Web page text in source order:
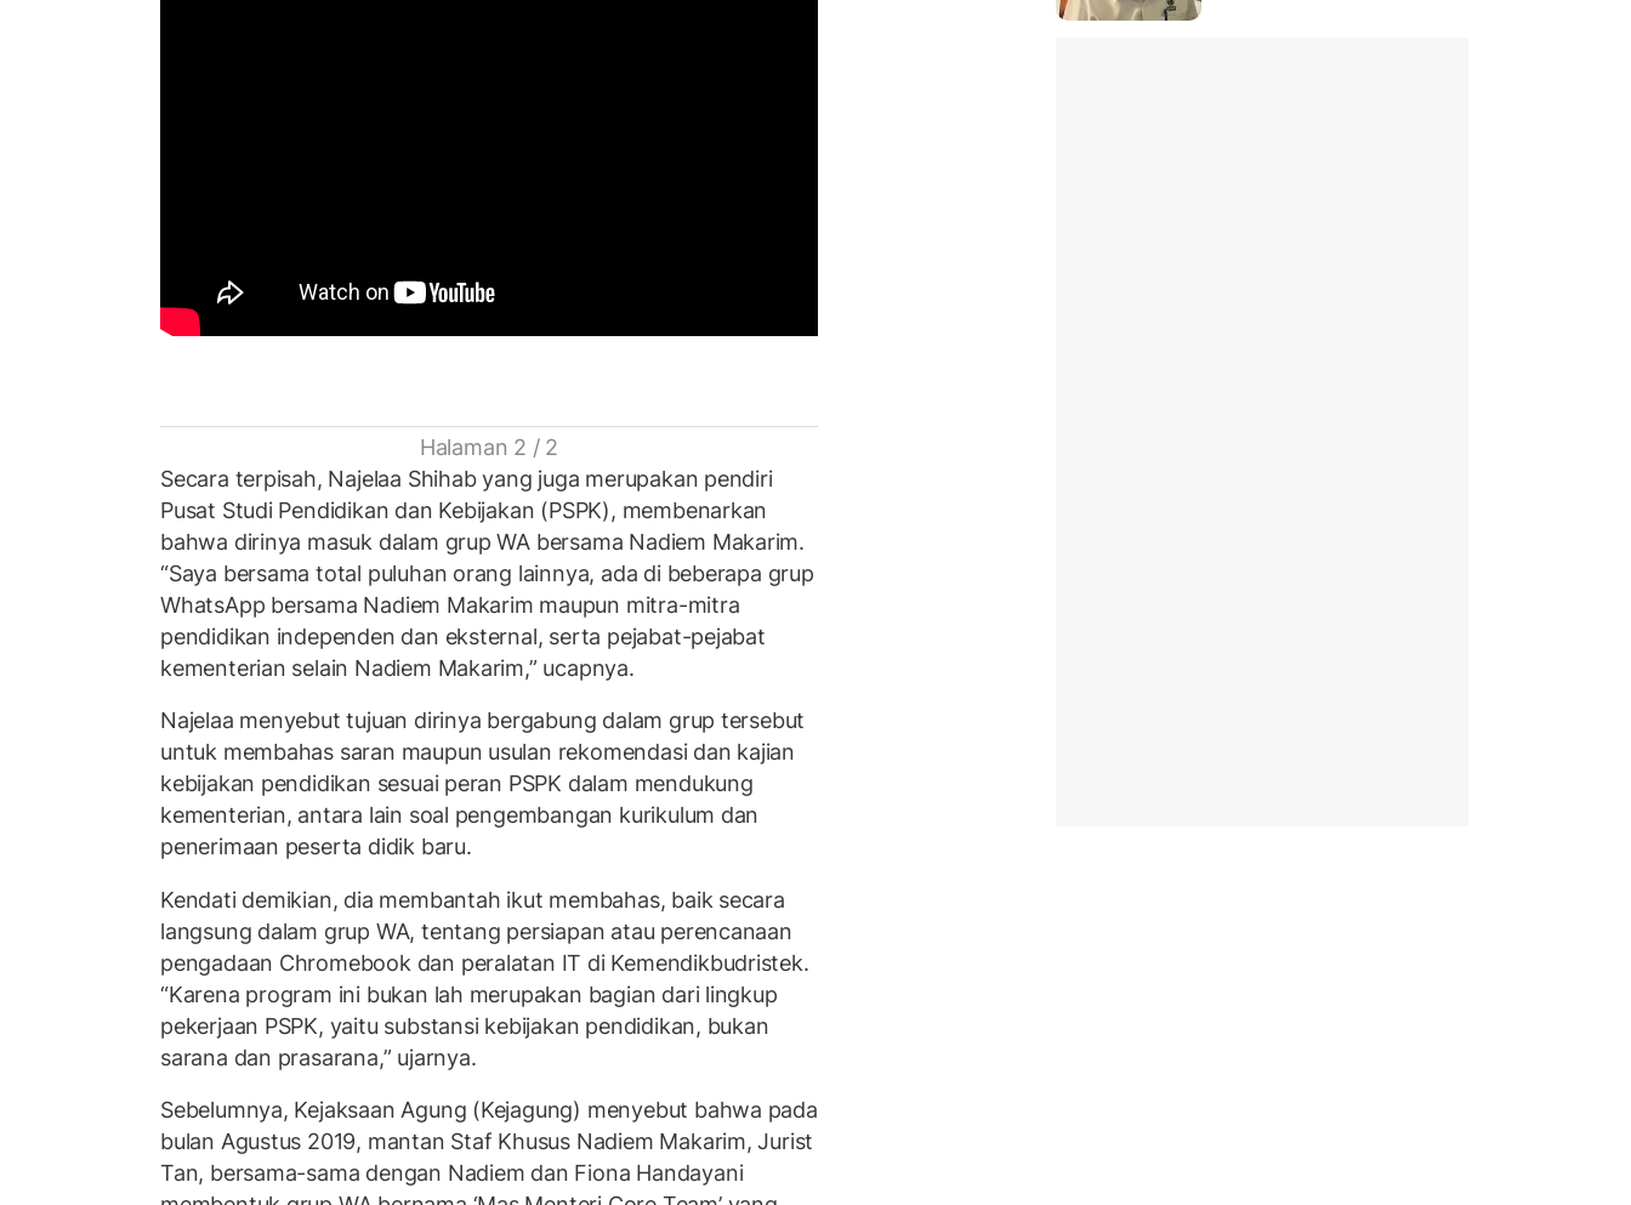
Halaman 2 / 2
Secara terpisah, Najelaa Shihab yang juga merupakan pendiri
Pusat Studi Pendidikan dan Kebijakan (PSPK), membenarkan
bahwa dirinya masuk dalam grup WA bersama Nadiem Makarim.
“Saya bersama total puluhan orang lainnya, ada di beberapa grup
WhatsApp bersama Nadiem Makarim maupun mitra-mitra
pendidikan independen dan eksternal, serta pejabat-pejabat
kementerian selain Nadiem Makarim,” ucapnya.
Najelaa menyebut tujuan dirinya bergabung dalam grup tersebut
untuk membahas saran maupun usulan rekomendasi dan kajian
kebijakan pendidikan sesuai peran PSPK dalam mendukung
kementerian, antara lain soal pengembangan kurikulum dan
penerimaan peserta didik baru.
Kendati demikian, dia membantah ikut membahas, baik secara
langsung dalam grup WA, tentang persiapan atau perencanaan
pengadaan Chromebook dan peralatan IT di Kemendikbudristek.
“Karena program ini bukan lah merupakan bagian dari lingkup
pekerjaan PSPK, yaitu substansi kebijakan pendidikan, bukan
sarana dan prasarana,” ujarnya.
Sebelumnya, Kejaksaan Agung (Kejagung) menyebut bahwa pada
bulan Agustus 2019, mantan Staf Khusus Nadiem Makarim, Jurist
Tan, bersama-sama dengan Nadiem dan Fiona Handayani